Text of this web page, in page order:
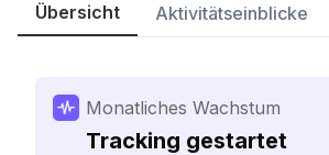
Übersicht Aktivitätseinblicke
Monatliches Wachstum
Tracking gestartet